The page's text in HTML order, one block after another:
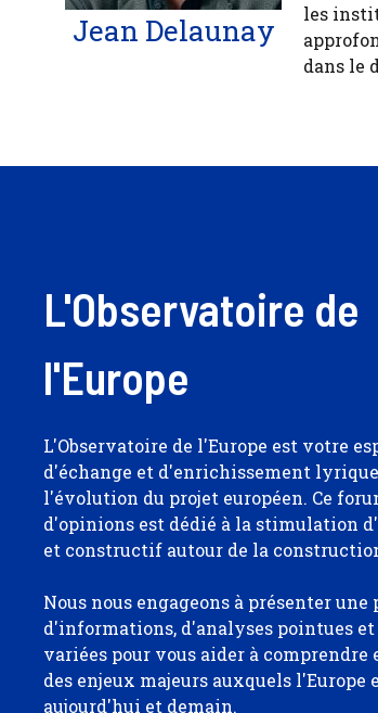
Jean Delaunay
les
dans le
L'Observatoire de
l'Europe
L'Observatoire de l'Europe est votre
d'échange et d'enrichissement
l'évolution du projet européen. Ce
d'opinions est dédié à la stimulation
et constructif autour de la
Nous nous engageons à présenter une
d'informations, d'analyses pointues
variées pour vous aider à comprendre
des enjeux majeurs auxquels l'Europe
aujourd'hui et demain.